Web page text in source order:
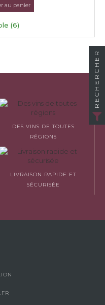
au panier
(6)
DES VINS DE TOUTES
RÉGIONS
LIVRAISON RAPIDE ET
SÉCURISÉE
RECHERCHER